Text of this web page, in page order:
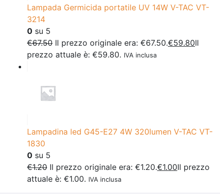
Lampada Germicida portatile UV 14W V-TAC VT-
3214
0 su 5
€67.50 Il prezzo originale era: €67.50.€59.80Il
prezzo attuale è: €59.80. IVA inclusa
Lampadina led G45-E27 4W 320lumen V-TAC VT-
1830
0 su 5
€1.20 Il prezzo originale era: €1.20.€1.00Il prezzo
attuale è: €1.00. IVA inclusa